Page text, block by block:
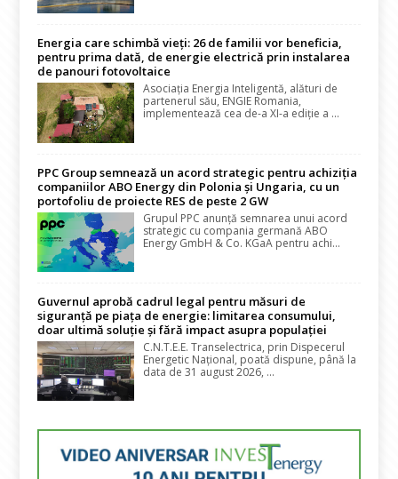
Energia care schimbă vieți: 26 de familii vor beneficia,
pentru prima dată, de energie electrică prin instalarea
de panouri fotovoltaice
Asociația Energia Inteligentă, alături de
partenerul său, ENGIE Romania,
implementează cea de-a XI-a ediție a ...
PPC Group semnează un acord strategic pentru achiziția
companiilor ABO Energy din Polonia și Ungaria, cu un
portofoliu de proiecte RES de peste 2 GW
Grupul PPC anunță semnarea unui acord
strategic cu compania germană ABO
Energy GmbH & Co. KGaA pentru achi...
Guvernul aprobă cadrul legal pentru măsuri de
siguranță pe piața de energie: limitarea consumului,
doar ultimă soluție și fără impact asupra populației
C.N.T.E.E. Transelectrica, prin Dispecerul
Energetic Național, poată dispune, până la
data de 31 august 2026, ...